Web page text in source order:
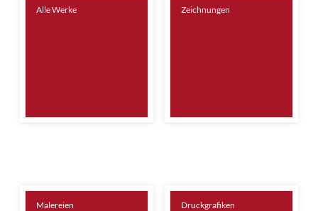
Alle Werke Zeichnungen
Malereien Druckgrafiken